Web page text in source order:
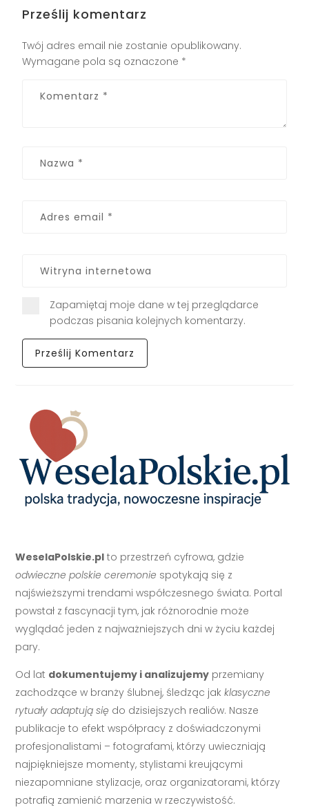
Prześlij komentarz
Twój adres email nie zostanie opublikowany.
Wymagane pola są oznaczone *
Zapamiętaj moje dane w tej przeglądarce
podczas pisania kolejnych komentarzy.
WeselaPolskie.pl to przestrzeń cyfrowa, gdzie
odwieczne polskie ceremonie spotykają się z
najświeższymi trendami współczesnego świata. Portal
powstał z fascynacji tym, jak różnorodnie może
wyglądać jeden z najważniejszych dni w życiu każdej
pary.
Od lat dokumentujemy i analizujemy przemiany
zachodzące w branży ślubnej, śledząc jakklasyczne
rytuały adaptują się do dzisiejszych realiów. Nasze
publikacje to efekt współpracy z doświadczonymi
profesjonalistami – fotografami, którzy uwieczniają
najpiękniejsze momenty, stylistami kreującymi
niezapomniane stylizacje, oraz organizatorami, którzy
potrafią zamienić marzenia w rzeczywistość.